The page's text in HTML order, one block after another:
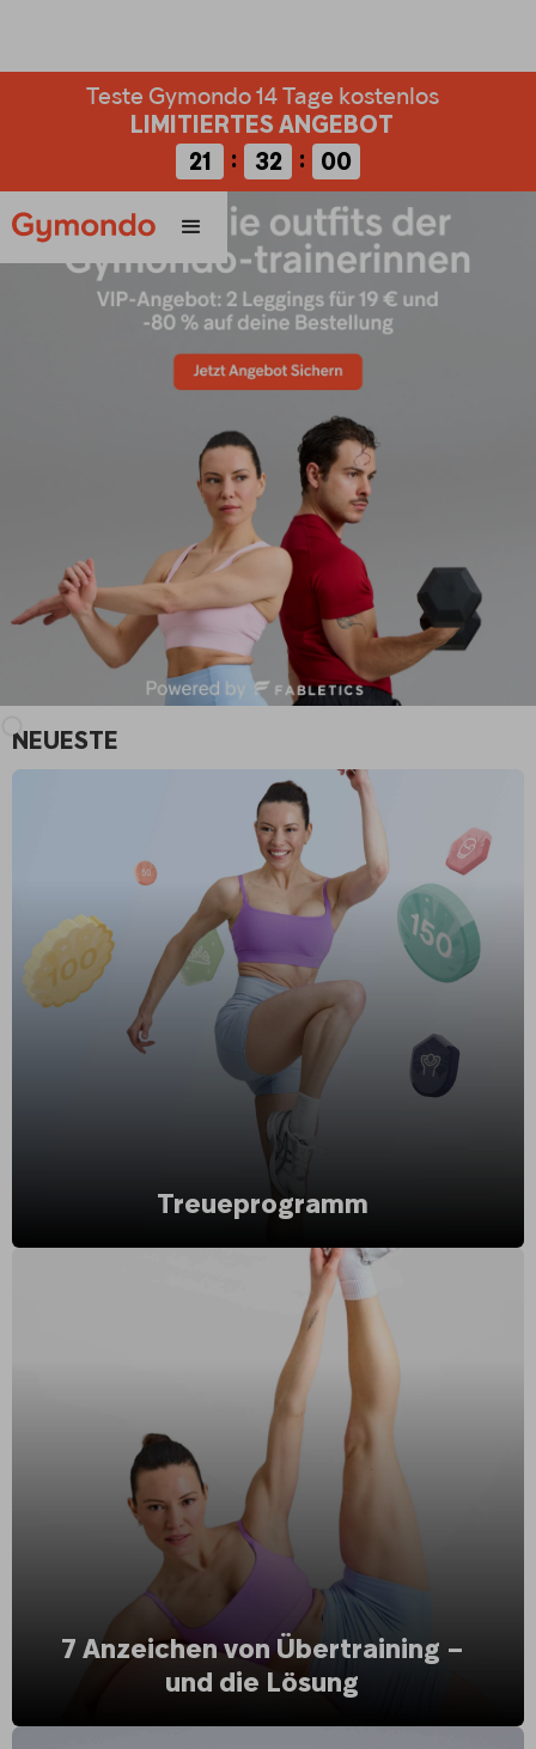
Teste Gymondo 14 Tage kostenlos
LIMITIERTES ANGEBOT
21
: 31 : 59
Teste Gymondo 7 Tage kostenlos
LIMITIERTES ANGEBOT
00
: 00 : 00
NEUESTE
Treueprogramm
7 Anzeichen von Übertraining –
und die Lösung